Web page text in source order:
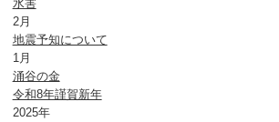
水害
2月
地震予知について
1月
涌谷の金
令和8年謹賀新年
2025年